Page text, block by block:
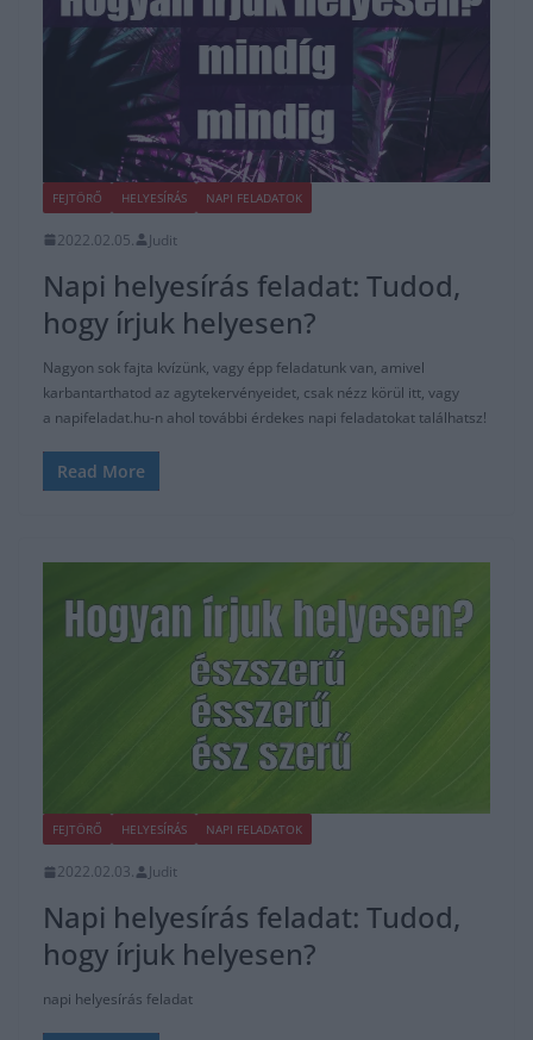
FEJTÖRŐ HELYESÍRÁS NAPI FELADATOK
2022.02.05. Judit
Napi helyesírás feladat: Tudod,
hogy írjuk helyesen?
Nagyon sok fajta kvízünk, vagy épp feladatunk van, amivel
karbantarthatod az agytekervényeidet, csak nézz körül itt, vagy
a napifeladat.hu-n ahol további érdekes napi feladatokat találhatsz!
Read More
FEJTÖRŐ HELYESÍRÁS NAPI FELADATOK
2022.02.03. Judit
Napi helyesírás feladat: Tudod,
hogy írjuk helyesen?
napi helyesírás feladat